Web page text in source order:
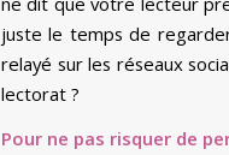
juste le temps de
relayé sur les réseaux
lectorat ?
Pour ne pas risquer de